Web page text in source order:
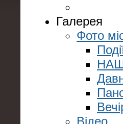
Галерея
Фото
Відео